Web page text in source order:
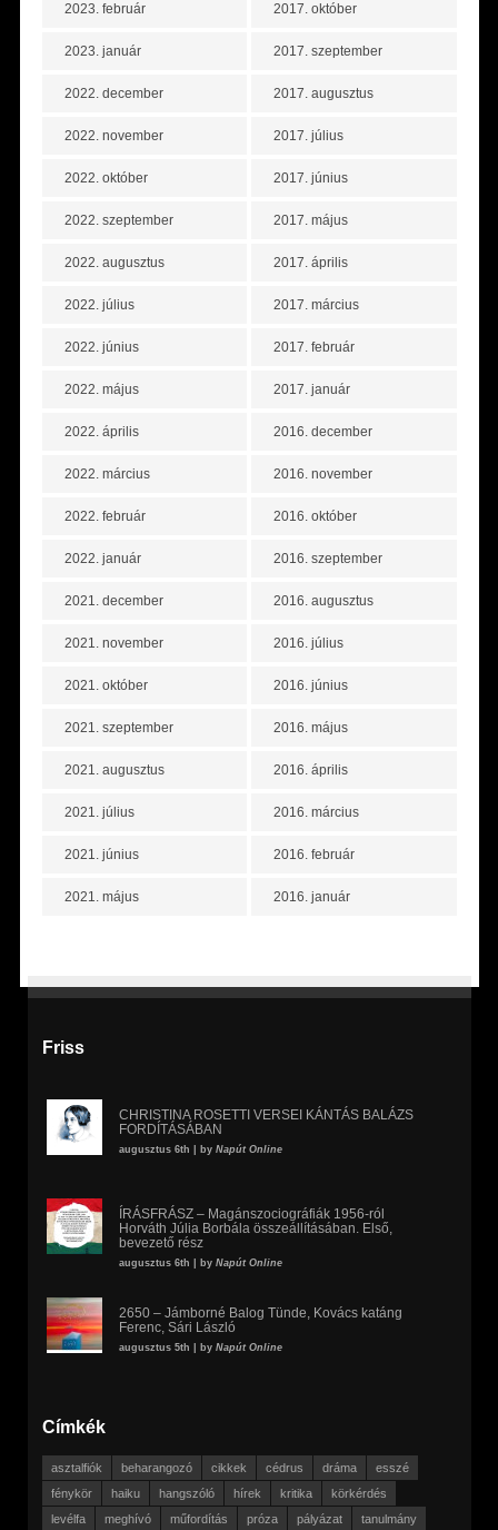
2023. február
2023. január
2022. december
2022. november
2022. október
2022. szeptember
2022. augusztus
2022. július
2022. június
2022. május
2022. április
2022. március
2022. február
2022. január
2021. december
2021. november
2021. október
2021. szeptember
2021. augusztus
2021. július
2021. június
2021. május
2017. október
2017. szeptember
2017. augusztus
2017. július
2017. június
2017. május
2017. április
2017. március
2017. február
2017. január
2016. december
2016. november
2016. október
2016. szeptember
2016. augusztus
2016. július
2016. június
2016. május
2016. április
2016. március
2016. február
2016. január
Friss
CHRISTINA ROSETTI VERSEI KÁNTÁS BALÁZS
FORDÍTÁSÁBAN
augusztus 6th | by Napút Online
ÍRÁSFRÁSZ – Magánszociográfiák 1956-ról
Horváth Júlia Borbála összeállításában. Első,
bevezető rész
augusztus 6th | by Napút Online
2650 – Jámborné Balog Tünde, Kovács katáng
Ferenc, Sári László
augusztus 5th | by Napút Online
Címkék
asztalfiók beharangozó cikkek cédrus dráma
esszé
fénykör
haiku hangszóló hírek kritika
körkérdés
levélfa
meghívó műfordítás próza pályázat
tanulmány